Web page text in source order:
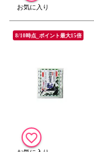
8/10時点_ポイント最大15倍